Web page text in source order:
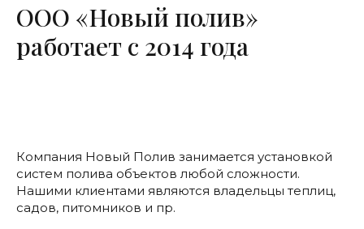
ООО «Новый полив»
работает с 2014 года
Компания Новый Полив занимается установкой
систем полива объектов любой сложности.
Нашими клиентами являются владельцы теплиц,
садов, питомников и пр.